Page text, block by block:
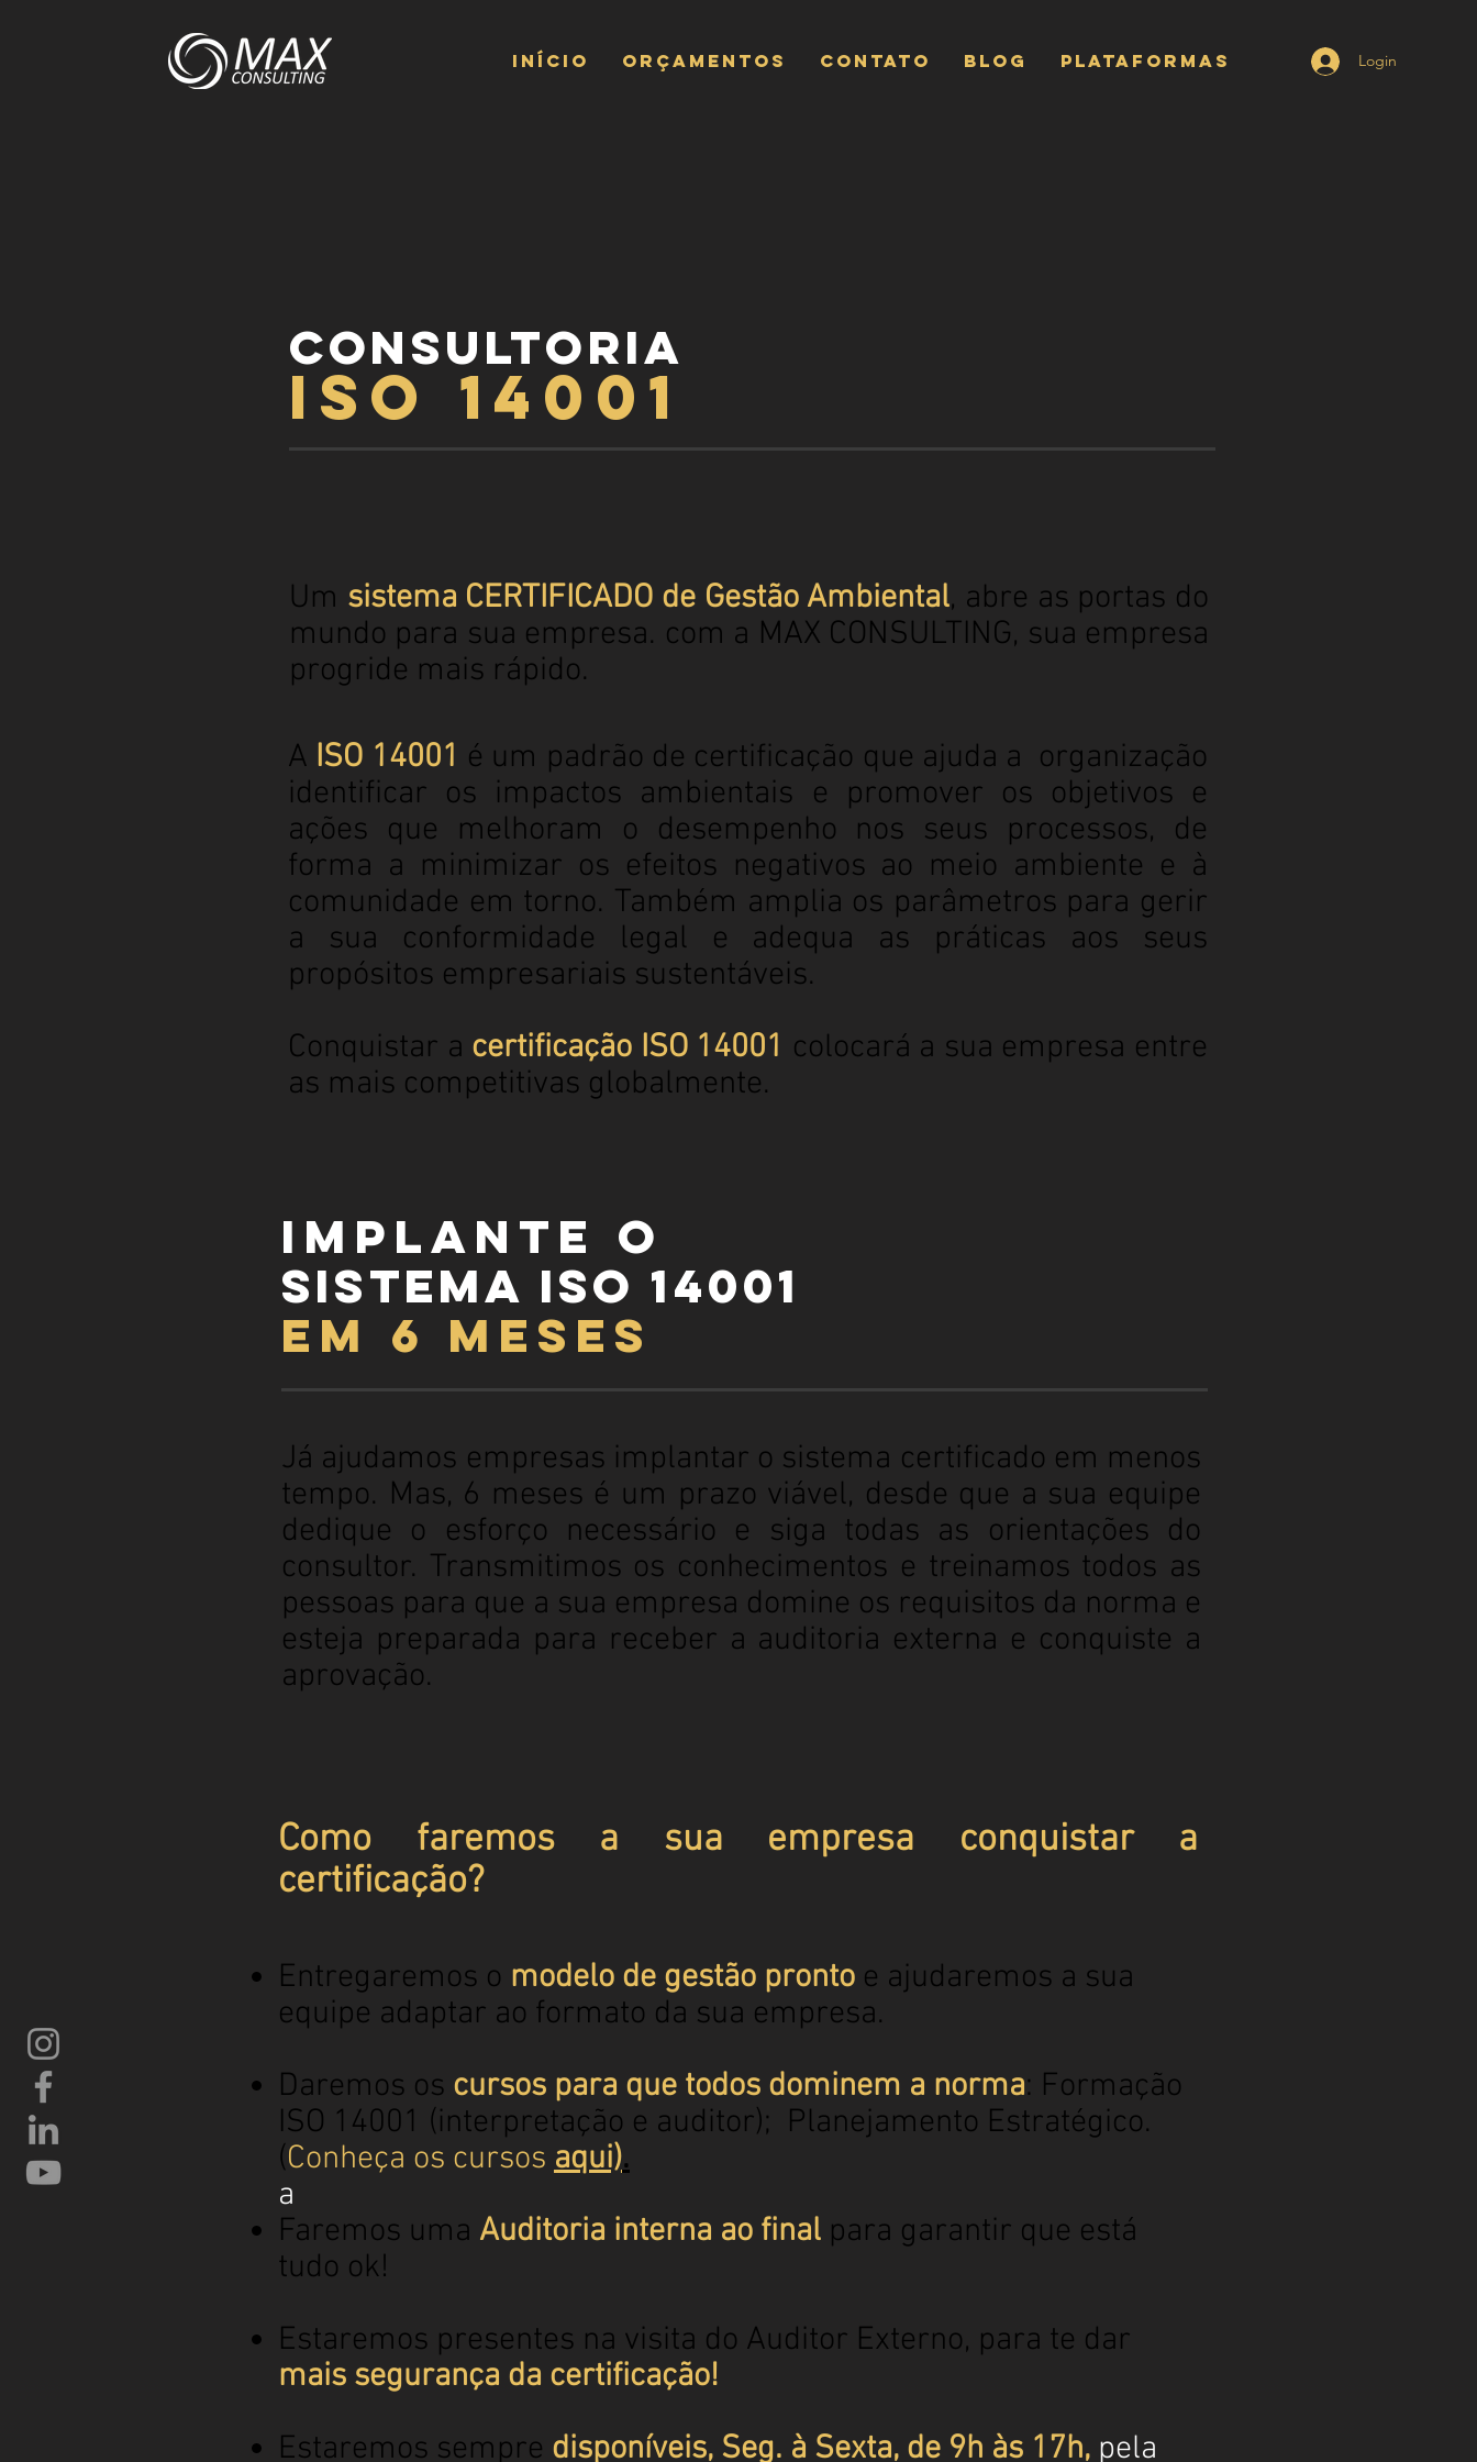
INÍCIO ORÇAMENTOS CONTATO BLOG PLATAFORMAS Login
Consultoria
ISO 14001
Um sistema CERTIFICADO de Gestão Ambiental, abre as portas do
mundo para sua empresa. com a MAX CONSULTING, sua empresa
progride mais rápido.
A ISO 14001 é um padrão de certificação que ajuda a organização
identificar os impactos ambientais e promover os objetivos e
ações que melhoram o desempenho nos seus processos, de
forma a minimizar os efeitos negativos ao meio ambiente e à
comunidade em torno. Também amplia os parâmetros para gerir
a sua conformidade legal e adequa as práticas aos seus
propósitos empresariais sustentáveis.
Conquistar a certificação ISO 14001 colocará a sua empresa entre
as mais competitivas globalmente.
implante o
sistema ISO 14001
em 6 meses
Já ajudamos empresas implantar o sistema certificado em menos
tempo. Mas, 6 meses é um prazo viável, desde que a sua equipe
dedique o esforço necessário e siga todas as orientações do
consultor. Transmitimos os conhecimentos e treinamos todos as
pessoas para que a sua empresa domine os requisitos da norma e
esteja preparada para receber a auditoria externa e conquiste a
aprovação.
Como faremos a sua empresa conquistar a
certificação?
Entregaremos o modelo de gestão pronto e ajudaremos a sua
equipe adaptar ao formato da sua empresa.
Daremos os cursos para que todos dominem a norma: Formação
ISO 14001 (interpretação e auditor); Planejamento Estratégico.
(Conheça os cursos aqui).
a
Faremos uma Auditoria interna ao final para garantir que está
tudo ok!
Estaremos presentes na visita do Auditor Externo, para te dar
mais segurança da certificação!
Estaremos sempre disponíveis, Seg. à Sexta, de 9h às 17h, pela